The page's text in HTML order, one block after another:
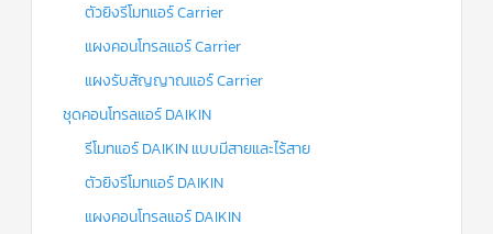
ตัวยิงรีโมทแอร์ Carrier
แผงคอนโทรลแอร์ Carrier
แผงรับสัญญาณแอร์ Carrier
ชุดคอนโทรลแอร์ DAIKIN
รีโมทแอร์ DAIKIN แบบมีสายและไร้สาย
ตัวยิงรีโมทแอร์ DAIKIN
แผงคอนโทรลแอร์ DAIKIN